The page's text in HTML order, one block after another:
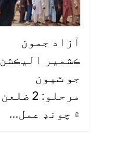
آزاد جمون
ڪشمير اليڪشن
جو ٽيون
مرحلو: 2 ضلعن
۾ چونڊ عمل…